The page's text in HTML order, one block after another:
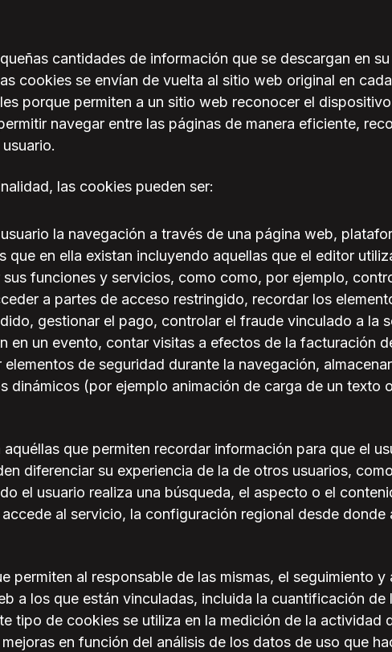
cantidades de información que se descargan en
cookies se envían de vuelta al sitio web original en
porque permiten a un sitio web reconocer el
navegar entre las páginas de manera eficiente,
las cookies pueden ser:
la navegación a través de una página web,
en ella existan incluyendo aquellas que el editor
funciones y servicios, como como, por ejemplo,
a partes de acceso restringido, recordar los
gestionar el pago, controlar el fraude vinculado a la
en un evento, contar visitas a efectos de la facturación
de seguridad durante la navegación,
dinámicos (por ejemplo animación de carga de un texto
que permiten recordar información para que el
diferenciar su experiencia de la de otros usuarios,
el usuario realiza una búsqueda, el aspecto o el
al servicio, la configuración regional desde donde
permiten al responsable de las mismas, el seguimiento y
a los que están vinculadas, incluida la cuantificación
tipo de cookies se utiliza en la medición de la actividad
en función del análisis de los datos de uso que